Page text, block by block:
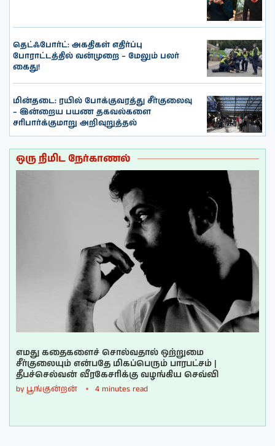
தெட்ஃபோர்ட்: அகதிகள் எதிர்ப்பு
போராட்டத்தில் வன்முறை – மேலும் பலர்
கைது!
மின்தடை: ரயில் போக்குவரத்து சீர்குலைவு
– இன்றைய பயண தகவல்களை
சரிபார்க்குமாறு அறிவுறுத்தல்
ஒரு நிமிட நேர்காணல்
எமது கதைகளைச் சொல்வதால் ஒற்றுமை
சீர்குலையும் என்பதே மிகப்பெரும் பாரபட்சம் |
தீபச்செல்வன் வீரகேசரிக்கு வழங்கிய செவ்வி
by பூங்குன்றன் 4 minutes read